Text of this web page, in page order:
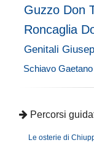
Guzzo Don
Roncaglia
Genitali
Schiavo Gaetano
Percorsi
Le osterie di